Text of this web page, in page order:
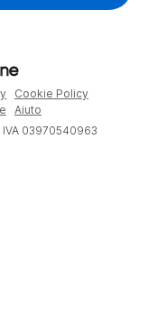
Cookie Policy
Aiuto
IVA 03970540963